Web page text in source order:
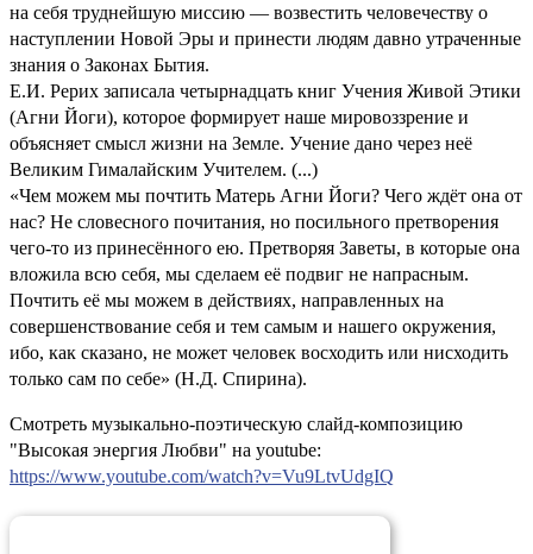
на себя труднейшую миссию — возвестить человечеству о
наступлении Новой Эры и принести людям давно утраченные
знания о Законах Бытия.
Е.И. Рерих записала четырнадцать книг Учения Живой Этики
(Агни Йоги), которое формирует наше мировоззрение и
объясняет смысл жизни на Земле. Учение дано через неё
Великим Гималайским Учителем. (...)
«Чем можем мы почтить Матерь Агни Йоги? Чего ждёт она от
нас? Не словесного почитания, но посильного претворения
чего-то из принесённого ею. Претворяя Заветы, в которые она
вложила всю себя, мы сделаем её подвиг не напрасным.
Почтить её мы можем в действиях, направленных на
совершенствование себя и тем самым и нашего окружения,
ибо, как сказано, не может человек восходить или нисходить
только сам по себе» (Н.Д. Спирина).
Смотреть музыкально-поэтическую слайд-композицию
"Высокая энергия Любви" на youtube:
https://www.youtube.com/watch?v=Vu9LtvUdgIQ